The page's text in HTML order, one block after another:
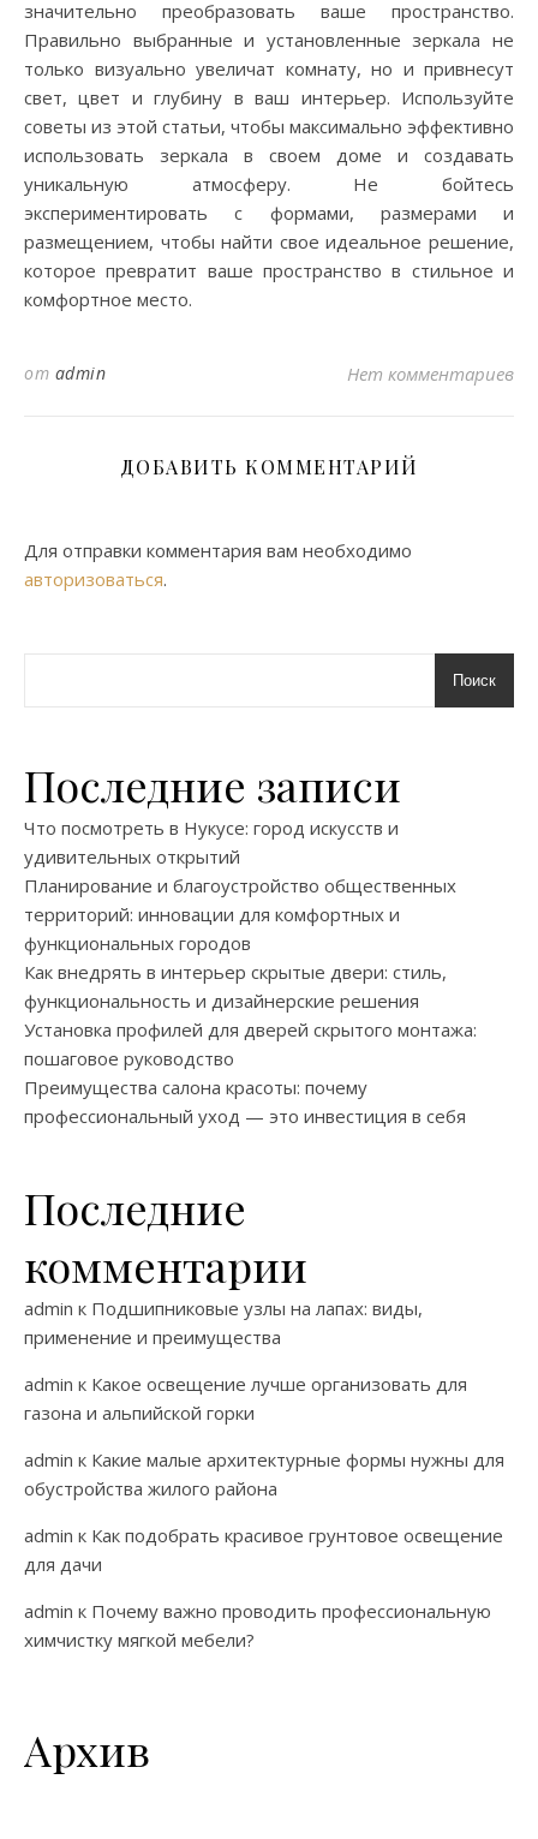
значительно преобразовать ваше пространство.
Правильно выбранные и установленные зеркала не
только визуально увеличат комнату, но и привнесут
свет, цвет и глубину в ваш интерьер. Используйте
советы из этой статьи, чтобы максимально эффективно
использовать зеркала в своем доме и создавать
уникальную атмосферу. Не бойтесь
экспериментировать с формами, размерами и
размещением, чтобы найти свое идеальное решение,
которое превратит ваше пространство в стильное и
комфортное место.
от admin Нет комментариев
ДОБАВИТЬ КОММЕНТАРИЙ
Для отправки комментария вам необходимо
авторизоваться.
Поиск
Последние записи
Что посмотреть в Нукусе: город искусств и
удивительных открытий
Планирование и благоустройство общественных
территорий: инновации для комфортных и
функциональных городов
Как внедрять в интерьер скрытые двери: стиль,
функциональность и дизайнерские решения
Установка профилей для дверей скрытого монтажа:
пошаговое руководство
Преимущества салона красоты: почему
профессиональный уход — это инвестиция в себя
Последние
комментарии
admin к Подшипниковые узлы на лапах: виды,
применение и преимущества
admin к Какое освещение лучше организовать для
газона и альпийской горки
admin к Какие малые архитектурные формы нужны для
обустройства жилого района
admin к Как подобрать красивое грунтовое освещение
для дачи
admin к Почему важно проводить профессиональную
химчистку мягкой мебели?
Архив